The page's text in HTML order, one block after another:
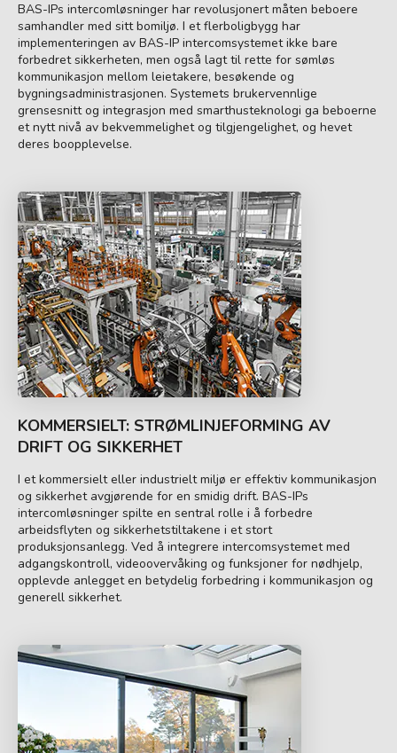
BAS-IPs intercomløsninger har revolusjonert måten beboere
samhandler med sitt bomiljø. I et flerboligbygg har
implementeringen av BAS-IP intercomsystemet ikke bare
forbedret sikkerheten, men også lagt til rette for sømløs
kommunikasjon mellom leietakere, besøkende og
bygningsadministrasjonen. Systemets brukervennlige
grensesnitt og integrasjon med smarthusteknologi ga beboerne
et nytt nivå av bekvemmelighet og tilgjengelighet, og hevet
deres boopplevelse.
KOMMERSIELT: STRØMLINJEFORMING AV
DRIFT OG SIKKERHET
I et kommersielt eller industrielt miljø er effektiv kommunikasjon
og sikkerhet avgjørende for en smidig drift. BAS-IPs
intercomløsninger spilte en sentral rolle i å forbedre
arbeidsflyten og sikkerhetstiltakene i et stort
produksjonsanlegg. Ved å integrere intercomsystemet med
adgangskontroll, videoovervåking og funksjoner for nødhjelp,
opplevde anlegget en betydelig forbedring i kommunikasjon og
generell sikkerhet.